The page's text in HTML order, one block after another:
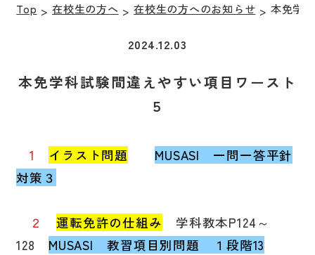
選ばれる理由
学校案内
よくある質問
Top 在校生の方へ 在校生の方へのお知らせ 本免学
2024.12.03
本免学科試験間違えやすい項目ワースト
５
1 イラスト問題
MUSASI 一問一答平針
対策３
２ 運転免許の仕組み 学科教本P124～
128 MUSASI 教習項目別問題 １段階13